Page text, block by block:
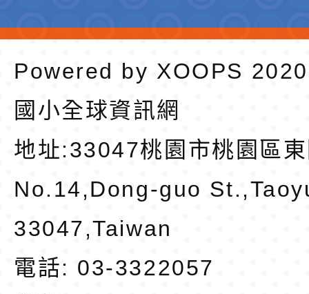
Powered by XOOPS
國小全球資訊網
地址:33047桃園市桃園區
No.14,Dong-guo
33047,Taiwan
電話: 03-3322057